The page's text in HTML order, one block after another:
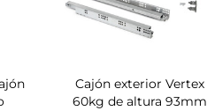
Cajón exterior Vertex
60kg de altura 93mm